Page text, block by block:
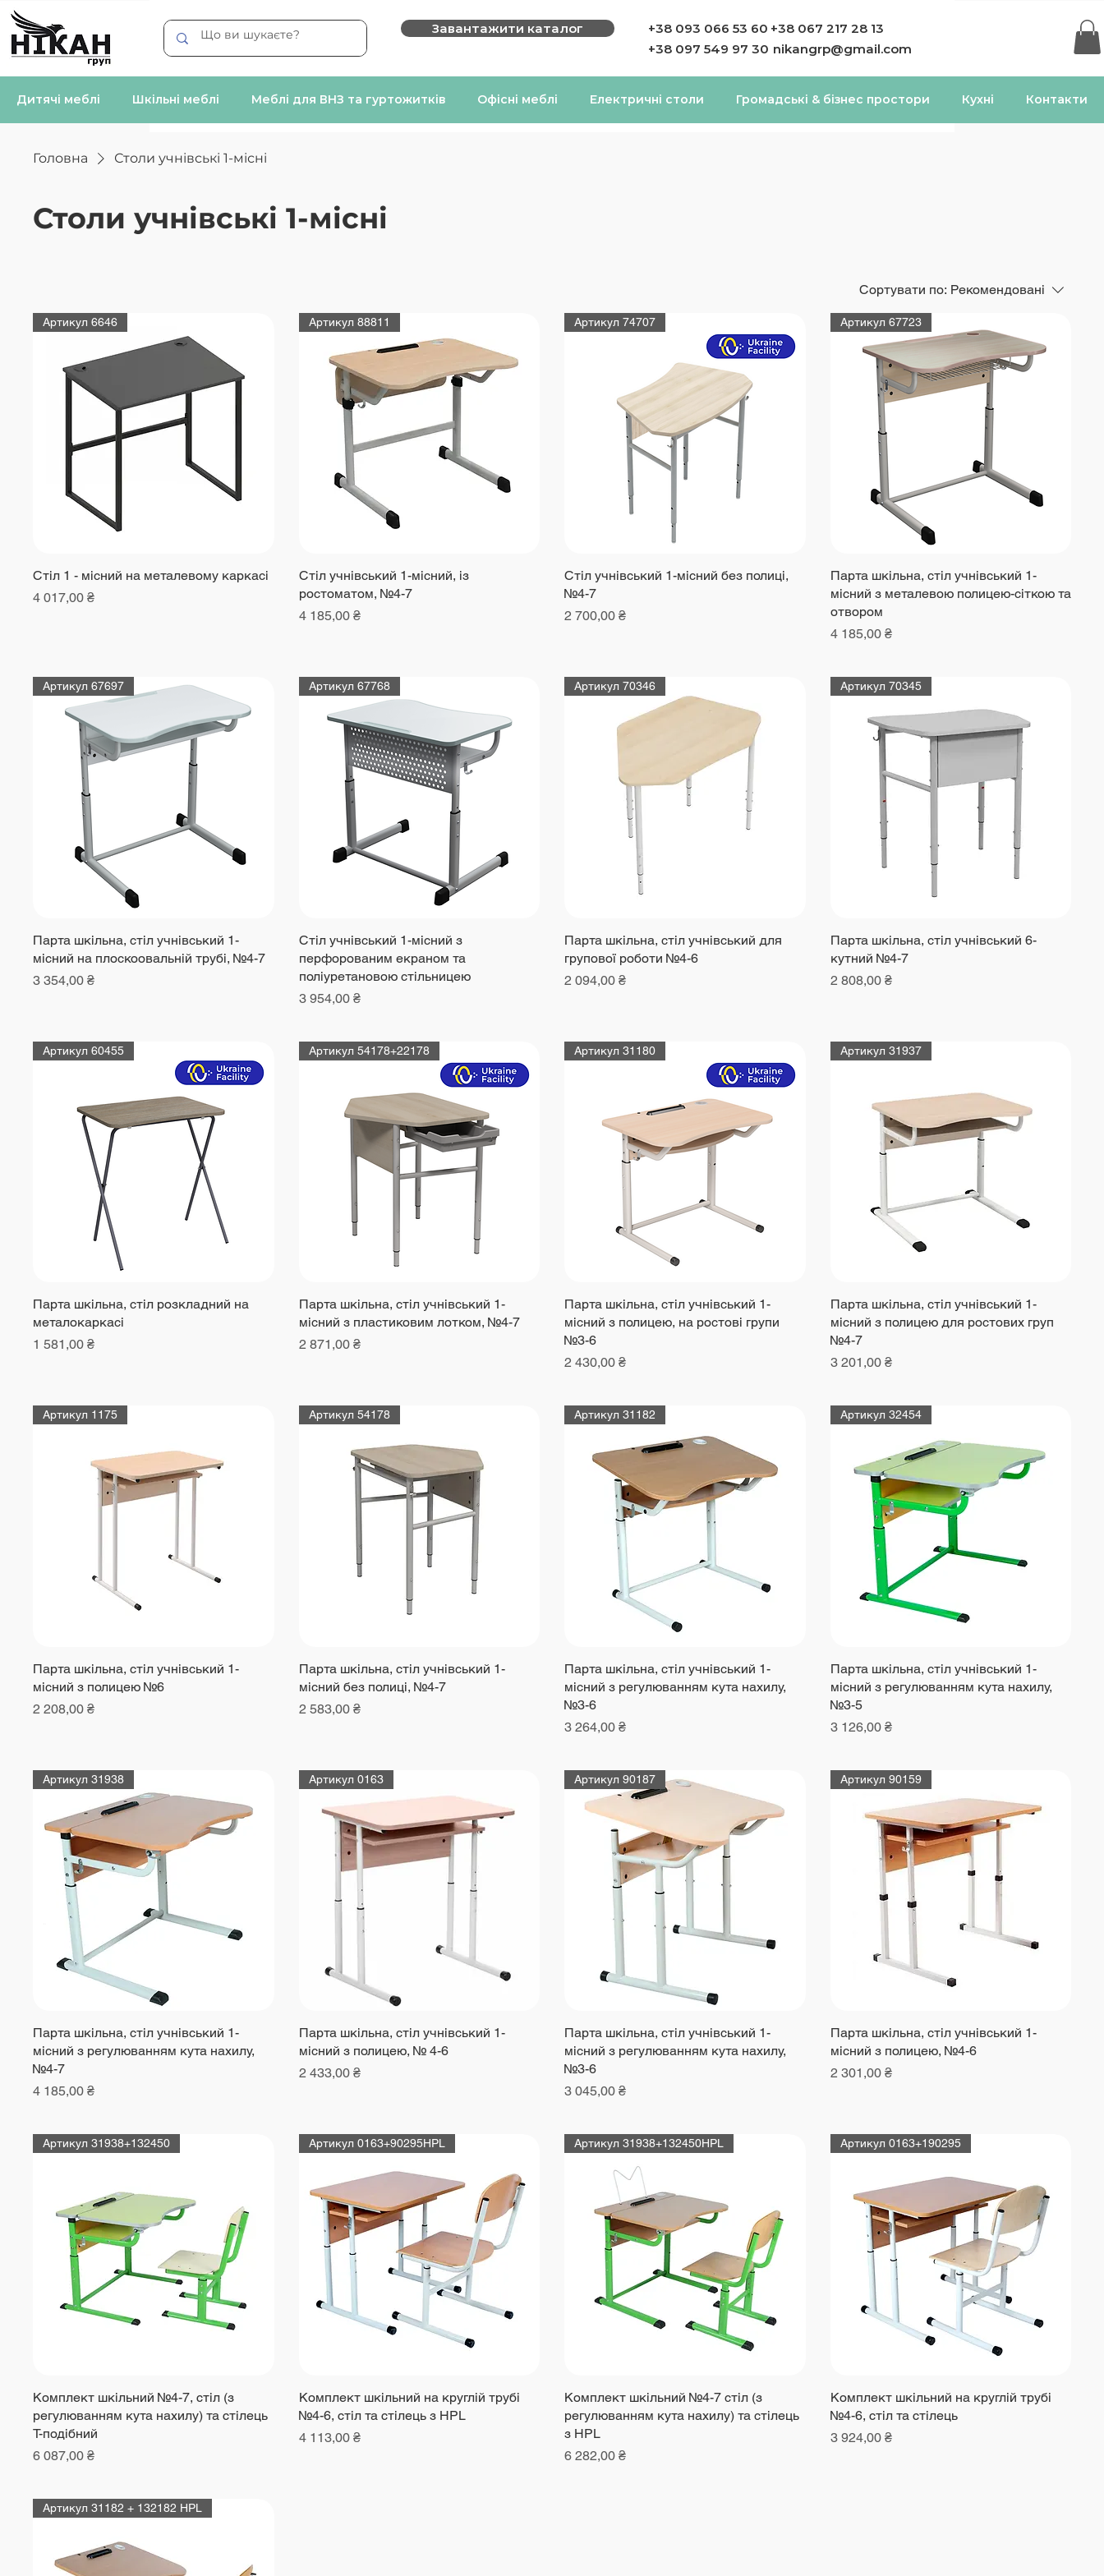
Завантажити каталог
+38 093 066 53 60
+38 097 549 97 30
+38 067 217 28 13
nikangrp@gmail.com
Дитячі меблі Шкільні меблі Меблі для ВНЗ та гуртожитків Офісні меблі Електричні столи Громадські & бізнес простори Кухні Контакти
Головна Столи учнівські 1-місні
Столи учнівські 1-місні
Сортувати по: Рекомендовані
Артикул 6646
Стіл 1 - місний на металевому каркасі
Ціна
4 017,00 ₴
Артикул 88811
Стіл учнівський 1-місний, із
ростоматом, №4-7
Ціна
4 185,00 ₴
Артикул 74707
Стіл учнівський 1-місний без полиці,
№4-7
Ціна
2 700,00 ₴
Артикул 67723
Парта шкільна, стіл учнівський 1-
місний з металевою полицею-сіткою та
отвором
Ціна
4 185,00 ₴
Артикул 67697
Парта шкільна, стіл учнівський 1-
місний на плоскоовальній трубі, №4-7
Ціна
3 354,00 ₴
Артикул 67768
Стіл учнівський 1-місний з
перфорованим екраном та
поліуретановою стільницею
Ціна
3 954,00 ₴
Артикул 70346
Парта шкільна, стіл учнівський для
групової роботи №4-6
Ціна
2 094,00 ₴
Артикул 70345
Парта шкільна, стіл учнівський 6-
кутний №4-7
Ціна
2 808,00 ₴
Артикул 60455
Парта шкільна, стіл розкладний на
металокаркасі
Ціна
1 581,00 ₴
Артикул 54178+22178
Парта шкільна, стіл учнівський 1-
місний з пластиковим лотком, №4-7
Ціна
2 871,00 ₴
Артикул 31180
Парта шкільна, стіл учнівський 1-
місний з полицею, на ростові групи
№3-6
Ціна
2 430,00 ₴
Артикул 31937
Парта шкільна, стіл учнівський 1-
місний з полицею для ростових груп
№4-7
Ціна
3 201,00 ₴
Артикул 1175
Парта шкільна, стіл учнівський 1-
місний з полицею №6
Ціна
2 208,00 ₴
Артикул 54178
Парта шкільна, стіл учнівський 1-
місний без полиці, №4-7
Ціна
2 583,00 ₴
Артикул 31182
Парта шкільна, стіл учнівський 1-
місний з регулюванням кута нахилу,
№3-6
Ціна
3 264,00 ₴
Артикул 32454
Парта шкільна, стіл учнівський 1-
місний з регулюванням кута нахилу,
№3-5
Ціна
3 126,00 ₴
Артикул 31938
Парта шкільна, стіл учнівський 1-
місний з регулюванням кута нахилу,
№4-7
Ціна
4 185,00 ₴
Артикул 0163
Парта шкільна, стіл учнівський 1-
місний з полицею, № 4-6
Ціна
2 433,00 ₴
Артикул 90187
Парта шкільна, стіл учнівський 1-
місний з регулюванням кута нахилу,
№3-6
Ціна
3 045,00 ₴
Артикул 90159
Парта шкільна, стіл учнівський 1-
місний з полицею, №4-6
Ціна
2 301,00 ₴
Артикул 31938+132450
Комплект шкільний №4-7, cтіл (з
регулюванням кута нахилу) та cтілець
Т-подібний
Ціна
6 087,00 ₴
Артикул 0163+90295HPL
Комплект шкільний на круглій трубі
№4-6, cтіл та cтілець з HPL
Ціна
4 113,00 ₴
Артикул 31938+132450HPL
Комплект шкільний №4-7 стіл (з
регулюванням кута нахилу) та стілець
з HPL
Ціна
6 282,00 ₴
Артикул 0163+190295
Комплект шкільний на круглій трубі
№4-6, cтіл та cтілець
Ціна
3 924,00 ₴
Артикул 31182 + 132182 HPL